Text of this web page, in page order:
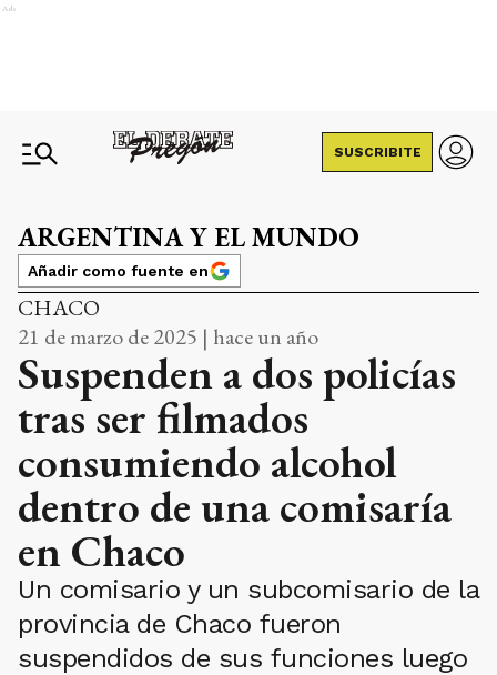
Ads
SUSCRIBITE
ARGENTINA Y EL MUNDO
Añadir como fuente en
CHACO
21 de marzo de 2025 | hace un año
Suspenden a dos policías
tras ser filmados
consumiendo alcohol
dentro de una comisaría
en Chaco
Un comisario y un subcomisario de la
provincia de Chaco fueron
suspendidos de sus funciones luego